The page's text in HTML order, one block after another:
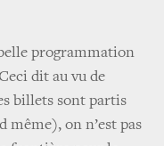
programmation
dit au vu de
billets sont partis
même), on n’est pas